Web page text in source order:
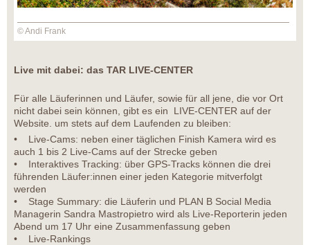
© Andi Frank
Live mit dabei: das TAR LIVE-CENTER
Für alle Läuferinnen und Läufer, sowie für all jene, die vor Ort
nicht dabei sein können, gibt es ein LIVE-CENTER auf der
Website. um stets auf dem Laufenden zu bleiben:
• Live-Cams: neben einer täglichen Finish Kamera wird es
auch 1 bis 2 Live-Cams auf der Strecke geben
• Interaktives Tracking: über GPS-Tracks können die drei
führenden Läufer:innen einer jeden Kategorie mitverfolgt
werden
• Stage Summary: die Läuferin und PLAN B Social Media
Managerin Sandra Mastropietro wird als Live-Reporterin jeden
Abend um 17 Uhr eine Zusammenfassung geben
• Live-Rankings